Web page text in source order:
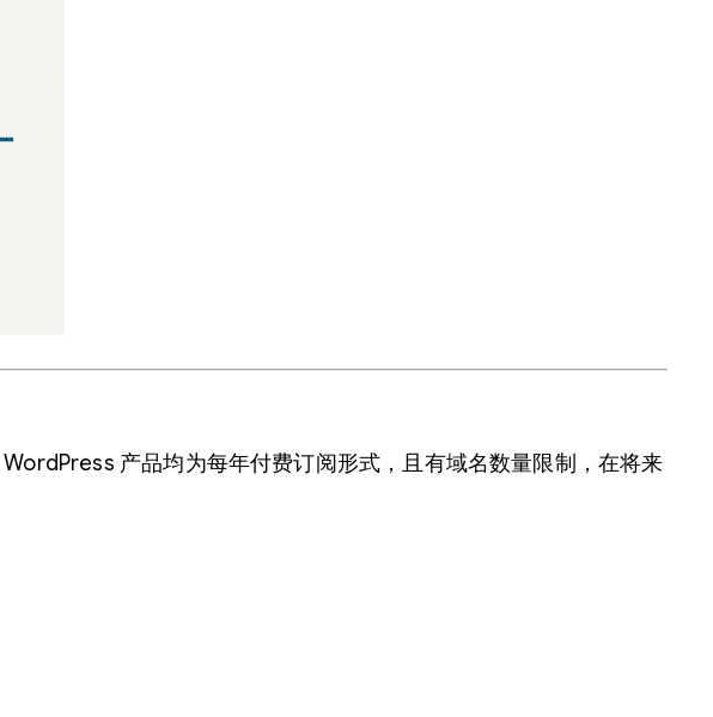
产品均为每年付费订阅形式，且有域名数量限制，在将来